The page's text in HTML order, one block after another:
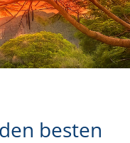
besten